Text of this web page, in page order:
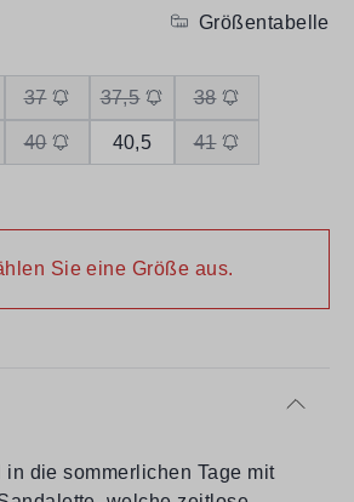
Größentabelle
37 37,5 38
40 40,5 41
Sie eine Größe aus.
die sommerlichen Tage mit